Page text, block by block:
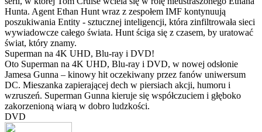
Hunta. Agent Ethan Hunt wraz z zespołem IMF kontynuują
poszukiwania Entity - sztucznej inteligencji, która zinfiltrowała sieci
wywiadowcze całego świata. Hunt ściga się z czasem, by uratować
świat, który znamy.
Superman na 4K UHD, Blu-ray i DVD!
Oto Superman na 4K UHD, Blu-ray i DVD, w nowej odsłonie
Jamesa Gunna – kinowy hit oczekiwany przez fanów uniwersum
DC. Mieszanka zapierającej dech w piersiach akcji, humoru i
wzruszeń. Superman Gunna kieruje się współczuciem i głęboko
zakorzenioną wiarą w dobro ludzkości.
DVD